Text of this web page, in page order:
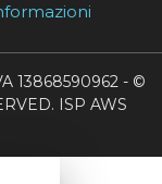
13868590962 - ©
ISP AWS